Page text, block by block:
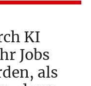
KI
Jobs
als